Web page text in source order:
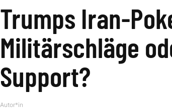
Trumps Iran-
Militärschläge
Support?
Autor*in